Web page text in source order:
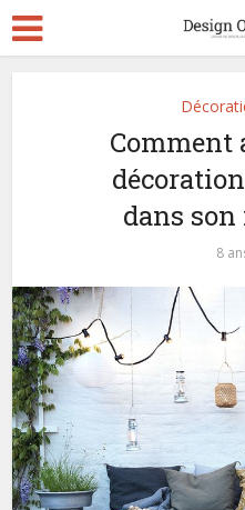
Comment
dans
8